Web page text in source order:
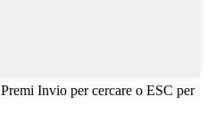
Premi Invio per cercare o ESC per